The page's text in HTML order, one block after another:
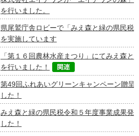
を行いました。
県尾鷲庁舎ロビーで「みえ森と緑の県民税
を実施しています
「第１６回農林水産まつり」にてみえ森と
を行いました！
第49回ふれあいグリーンキャンペーン贈呈
した！
みえ森と緑の県民税令和５年度事業成果発
した！